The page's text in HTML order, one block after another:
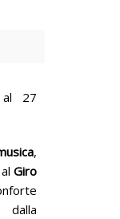
al 27
,
al Giro
dalla